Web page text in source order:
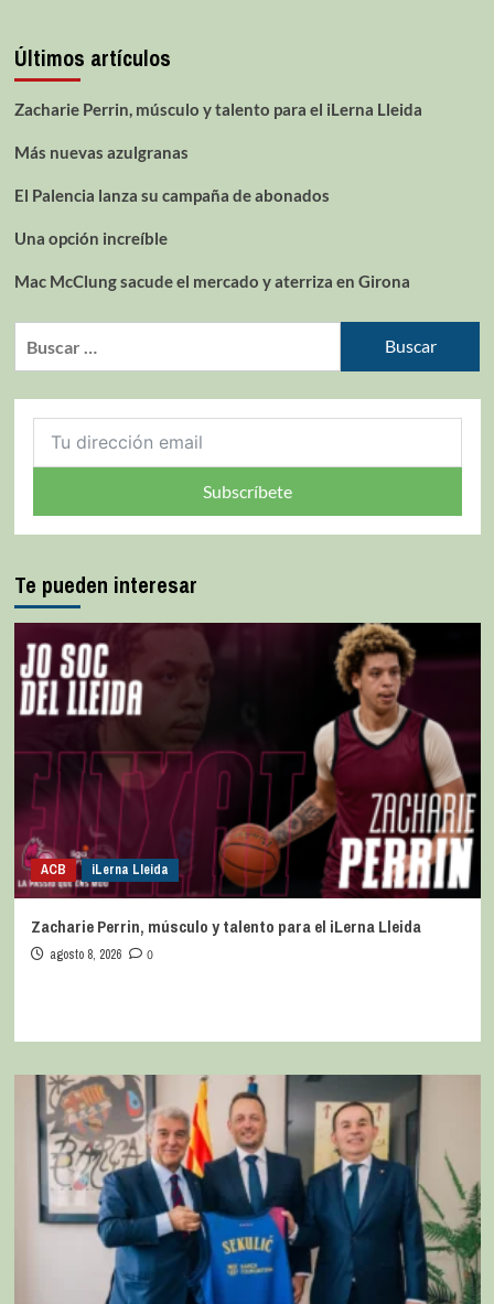
Últimos artículos
Zacharie Perrin, músculo y talento para el iLerna Lleida
Más nuevas azulgranas
El Palencia lanza su campaña de abonados
Una opción increíble
Mac McClung sacude el mercado y aterriza en Girona
Subscríbete
Te pueden interesar
ACB iLerna Lleida
Zacharie Perrin, músculo y talento para el iLerna Lleida
agosto 8, 2026 0